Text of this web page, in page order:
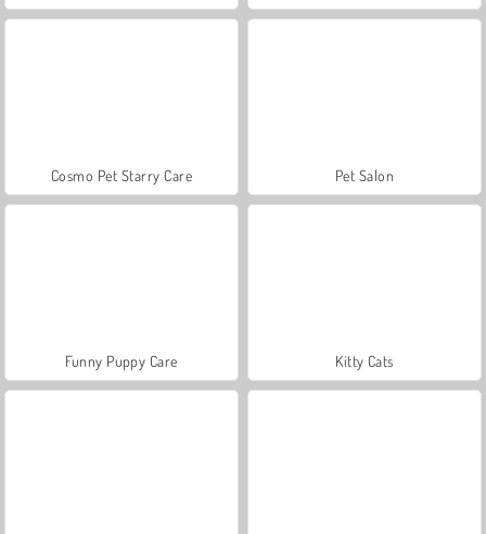
Cosmo Pet Starry Care Pet Salon
Funny Puppy Care Kitty Cats